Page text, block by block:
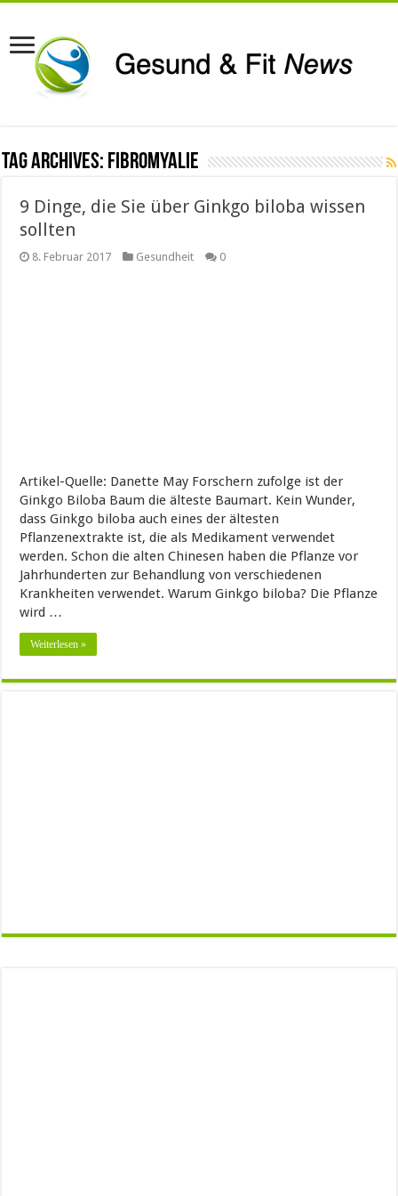
Tag Archives: Fibromyalie
9 Dinge, die Sie über Ginkgo biloba wissen
sollten
8. Februar 2017 Gesundheit 0
Artikel-Quelle: Danette May Forschern zufolge ist der
Ginkgo Biloba Baum die älteste Baumart. Kein Wunder,
dass Ginkgo biloba auch eines der ältesten
Pflanzenextrakte ist, die als Medikament verwendet
werden. Schon die alten Chinesen haben die Pflanze vor
Jahrhunderten zur Behandlung von verschiedenen
Krankheiten verwendet. Warum Ginkgo biloba? Die Pflanze
wird …
Weiterlesen »